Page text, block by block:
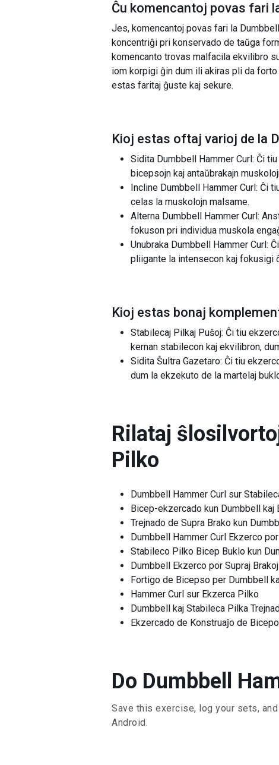
Ĉu komencantoj povas fari
Jes, komencantoj povas fari la
koncentriĝi pri konservado de taŭga
komencanto trovas malfacila ekvilibro
iom korpigi ĝin dum ili akiras pli da
estas faritaj ĝuste kaj sekure.
Kioj estas oftaj varioj de la
Sidita Dumbbell Hammer Curl: Ĉi
bicepsojn kaj antaŭbrakajn
Incline Dumbbell Hammer Curl: Ĉi
celas la muskolojn malsame.
Alterna Dumbbell Hammer Curl:
fokuson pri individua muskola
Unubraka Dumbbell Hammer Curl:
pliigante la intensecon kaj fokusigi
Kioj estas bonaj
Stabilecaj Pilkaj Puŝoj: Ĉi tiu
kernan stabilecon kaj ekvilibron,
Sidita Ŝultra Gazetaro: Ĉi tiu
dum la ekzekuto de la martelaj
Rilataj
Pilko
Dumbbell Hammer Curl sur
Bicep-ekzercado kun Dumbbell kaj
Trejnado de Supra Brako kun
Dumbbell Hammer Curl Ekzerco
Stabileco Pilko Bicep Buklo kun
Dumbbell Ekzerco por Supraj
Fortigo de Bicepso per Dumbbell
Hammer Curl sur Ekzerca Pilko
Dumbbell kaj Stabileca Pilka
Ekzercado de Konstruaĵo de
Do Dumbbell
Save this exercise, log your sets,
Android.